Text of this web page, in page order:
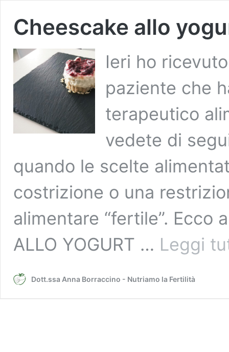
Cheescake allo
Ieri ho
paziente che
terapeutico
vedete di
quando le scelte
costrizione o una
alimentare “fertile”. Ecco
ALLO YOGURT … Leggi
Dott.ssa Anna Borraccino - Nutriamo la Fertilità